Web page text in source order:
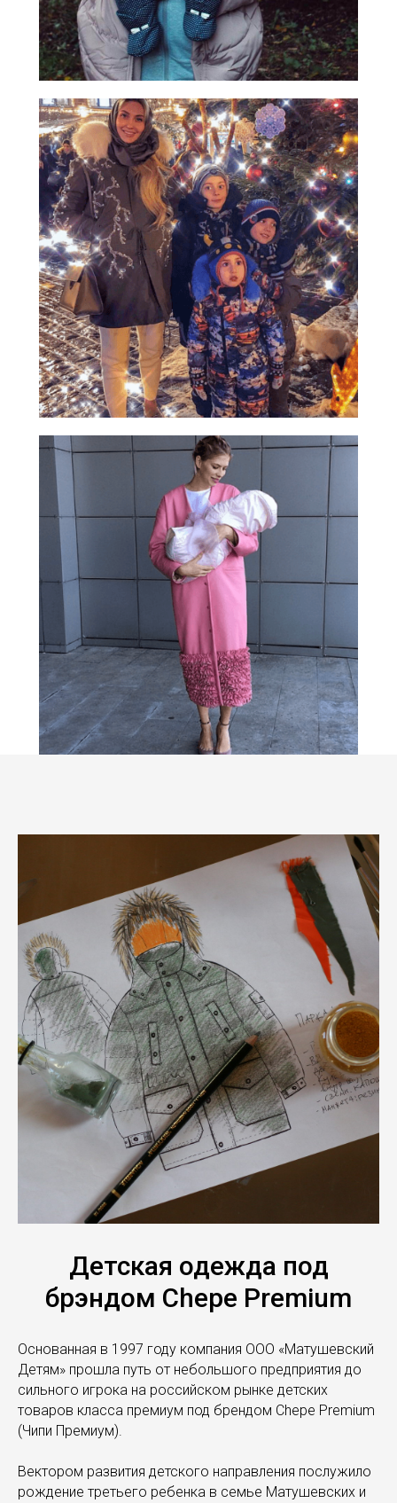
Детская одежда под
брэндом Chepe Premium
Основанная в 1997 году компания ООО «Матушевский
Детям» прошла путь от небольшого предприятия до
сильного игрока на российском рынке детских
товаров класса премиум под брендом Chepe Premium
(Чипи Премиум).
Вектором развития детского направления послужило
рождение третьего ребенка в семье Матушевских и